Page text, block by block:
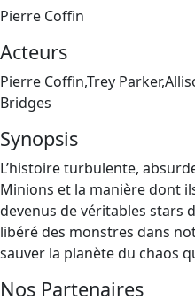
Pierre Coffin
Acteurs
Pierre Coffin,Trey
Bridges
Synopsis
L’histoire turbulente,
Minions et la manière dont
devenus de véritables stars
libéré des monstres dans
sauver la planète du chaos
Nos Partenaires